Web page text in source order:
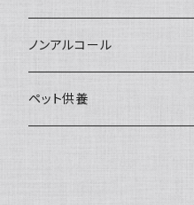
ドライアイス25ｋｇ
土鍋・土釜
一般土鍋
皿・椀・丼・小物
ノンアルコール
ペット供養